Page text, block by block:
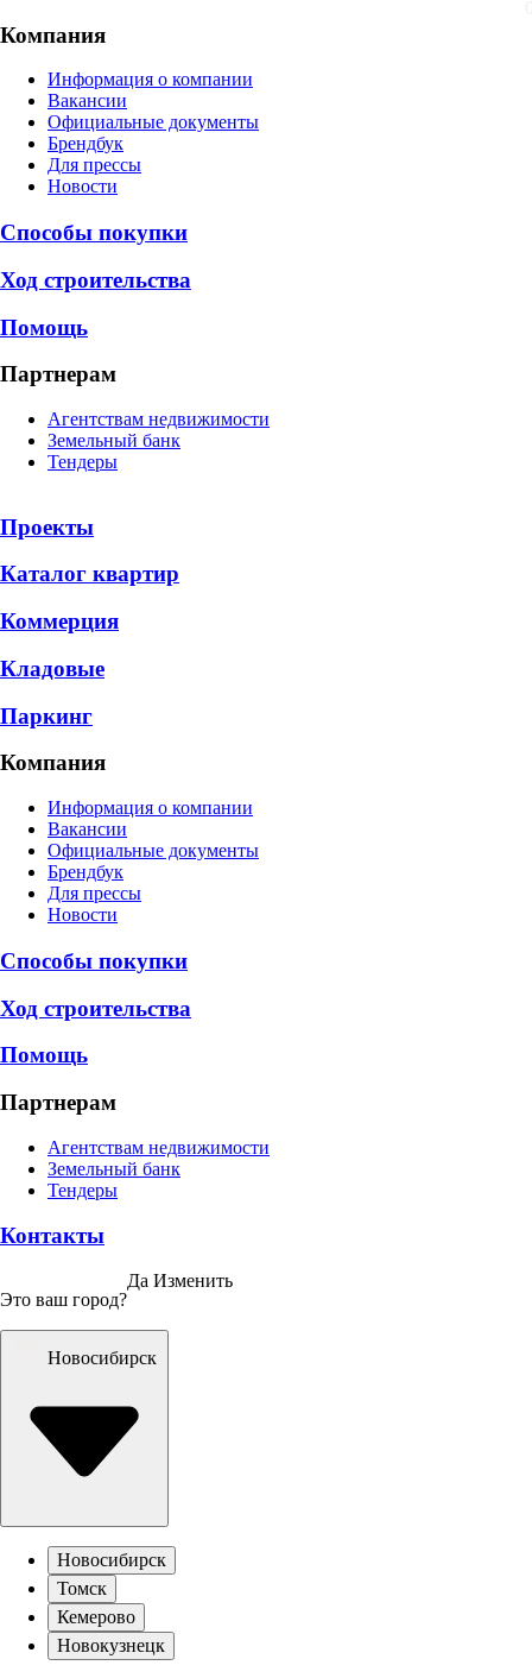
Компания
Информация о компании
Вакансии
Официальные документы
Брендбук
Для прессы
Новости
Способы покупки
Ход строительства
Помощь
Партнерам
Агентствам недвижимости
Земельный банк
Тендеры
Проекты
Каталог квартир
Коммерция
Кладовые
Паркинг
Компания
Информация о компании
Вакансии
Официальные документы
Брендбук
Для прессы
Новости
Способы покупки
Ход строительства
Помощь
Партнерам
Агентствам недвижимости
Земельный банк
Тендеры
Контакты
Это ваш город?
Да Изменить
Новосибирск
Новосибирск
Томск
Кемерово
Новокузнецк